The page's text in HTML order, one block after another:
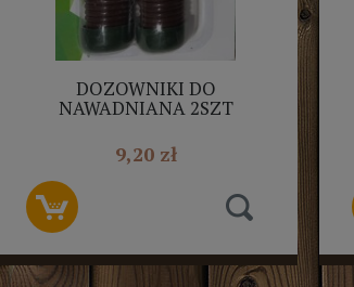
DOZOWNIKI DO
NAWADNIANA 2SZT
9,20 zł